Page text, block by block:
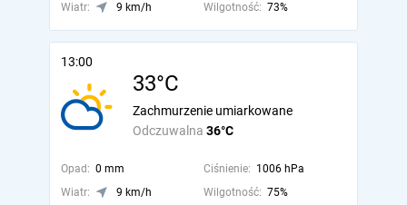
Wiatr:
9 km/h Wilgotność: 73%
13:00
33°C
Odczuwalna 36°C
Zachmurzenie umiarkowane
Opad: 0 mm Ciśnienie: 1006 hPa
Wiatr:
9 km/h Wilgotność: 75%